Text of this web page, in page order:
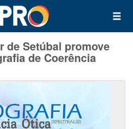
de Setúbal promove
de Coerência